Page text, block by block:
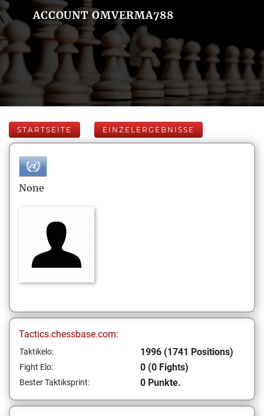
ACCOUNT OMVERMA788
STARTSEITE EINZELERGEBNISSE
None
Tactics.chessbase.com:
Taktikelo: 1996 (1741 Positions)
Fight Elo: 0 (0 Fights)
Bester Taktiksprint: 0 Punkte.